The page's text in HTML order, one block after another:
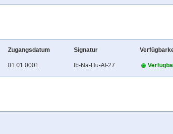
Zugangsdatum Signatur
01.01.0001 fb-Na-Hu-Al-27